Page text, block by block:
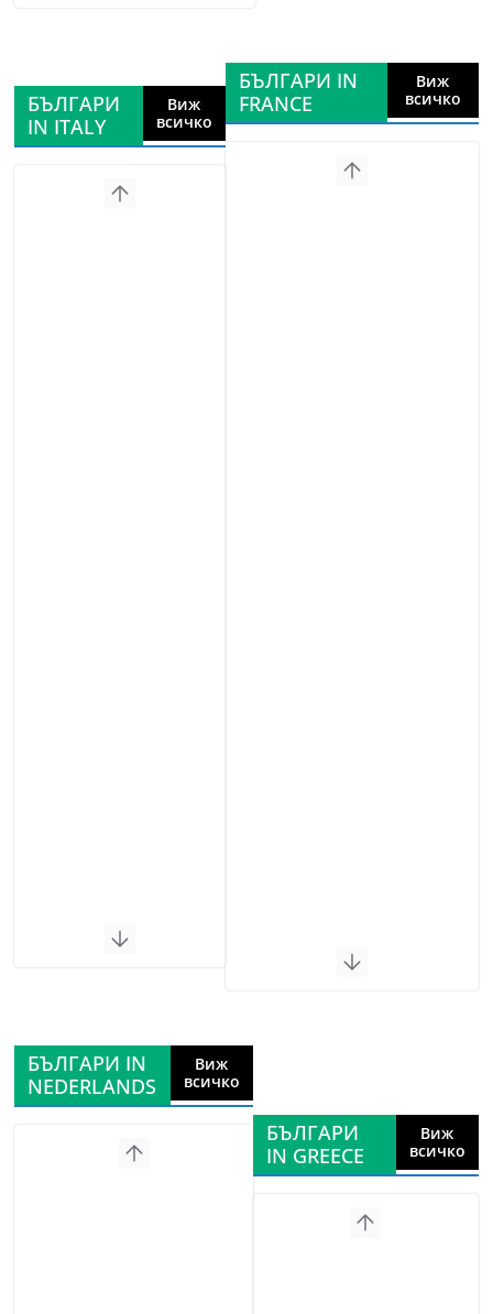
БЪЛГАРИ
IN ITALY
Виж
всичко
БЪЛГАРИ IN
FRANCE
Виж
всичко
БЪЛГАРИ IN
NEDERLANDS
Виж
всичко
БЪЛГАРИ
IN GREECE
Виж
всичко